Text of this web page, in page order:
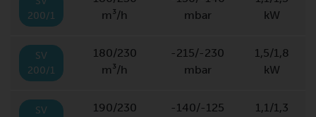
200/1
m³/h
mbar
kW
SV
200/1
180/230
m³/h
-215/-230
mbar
1,5/1,8
kW
SV
190/230
-140/-125
1,1/1,3